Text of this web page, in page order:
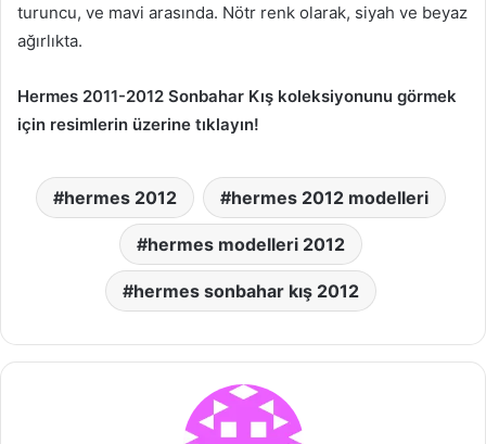
turuncu, ve mavi arasında. Nötr renk olarak, siyah ve beyaz
ağırlıkta.
Hermes 2011-2012 Sonbahar Kış koleksiyonunu görmek
için resimlerin üzerine tıklayın!
hermes 2012 hermes 2012 modelleri
hermes modelleri 2012
hermes sonbahar kış 2012